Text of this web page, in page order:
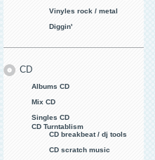
Vinyles rock / metal
Diggin'
CD
Albums CD
Mix CD
Singles CD
CD Turntablism
CD breakbeat / dj tools
CD scratch music